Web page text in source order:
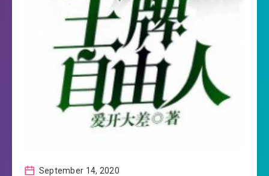
September 14, 2020